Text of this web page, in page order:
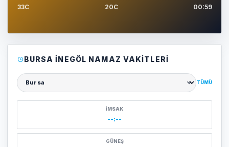
33C 20C 00:59
BURSA İNEGÖL NAMAZ VAKITLERI
Şehir seçin
TÜMÜ
İMSAK
--:--
GÜNEŞ